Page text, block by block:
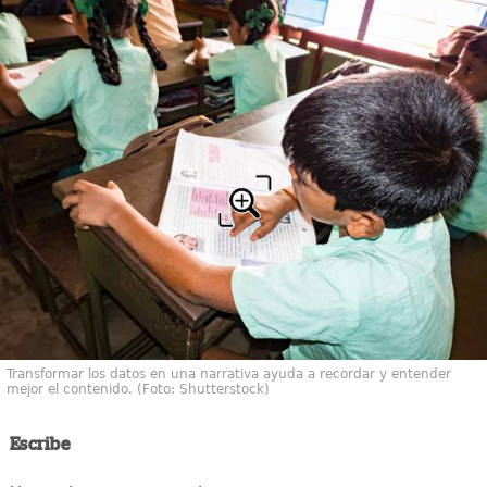
Transformar los datos en una narrativa ayuda a recordar y entender
mejor el contenido. (Foto: Shutterstock)
Escribe